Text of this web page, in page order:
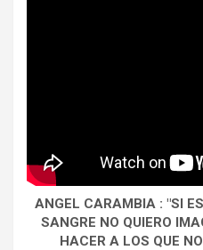
ANGEL CARAMBIA : "SI
SANGRE NO QUIERO
HACER A LOS QUE